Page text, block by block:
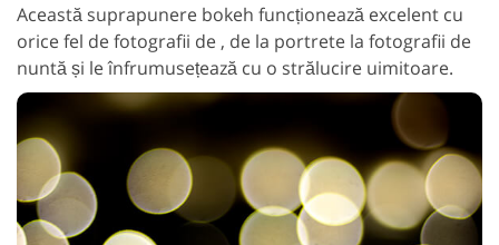
Această suprapunere bokeh funcționează excelent cu
orice fel de fotografii de , de la portrete la fotografii de
nuntă și le înfrumusețează cu o strălucire uimitoare.